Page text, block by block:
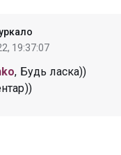
19:37:07
, Будь ласка))